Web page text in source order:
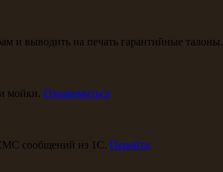
и выводить на печать гарантийные талоны.
мойки. Ознакомиться
сообщений из 1С. Перейти